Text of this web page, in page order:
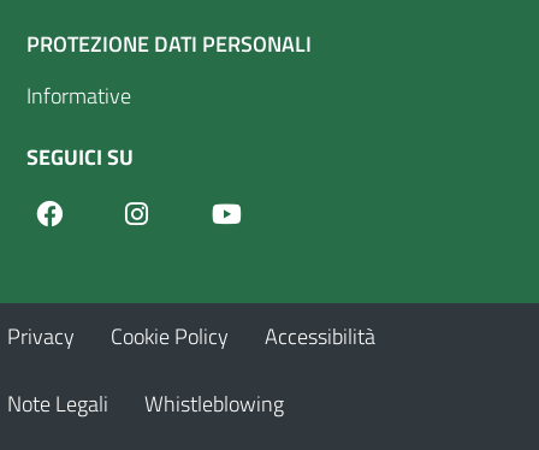
PROTEZIONE DATI PERSONALI
Informative
SEGUICI SU
FacebookInstagram
Privacy Cookie Policy Accessibilità
Note Legali Whistleblowing